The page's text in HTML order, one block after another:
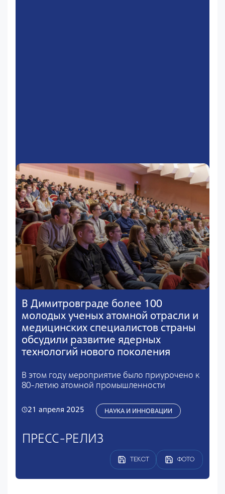
В Димитровграде более 100
молодых ученых атомной отрасли и
медицинских специалистов страны
обсудили развитие ядерных
технологий нового поколения
В этом году мероприятие было приурочено к
80-летию атомной промышленности
21 апреля 2025 НАУКА И ИННОВАЦИИ
ПРЕСС-РЕЛИЗ
ТЕКСТ ФОТО